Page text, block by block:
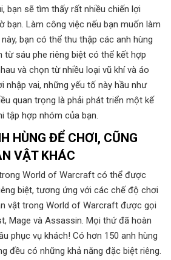
bạn sẽ tìm thấy rất nhiều chiến lợi
bạn. Làm công việc nếu bạn muốn làm
bạn có thể thu thập các anh hùng
từ sáu phe riêng biệt có thể kết hợp
và chọn từ nhiều loại vũ khí và áo
nhập vai, những yếu tố này hầu như
quan trọng là phải phát triển một kế
tập hợp nhóm của bạn.
HÙNG ĐỂ CHƠI, CŨNG
VẬT KHÁC
World of Warcraft có thể được
biệt, tương ứng với các chế độ chơi
vật trong World of Warcraft được gọi
Mage và Assassin. Mọi thứ đã hoàn
phục vụ khách! Có hơn 150 anh hùng
đều có những khả năng đặc biệt riêng.